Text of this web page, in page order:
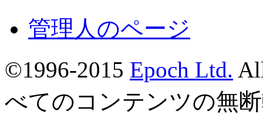
管理人のページ
©1996-2015 Epoch Ltd.
べてのコンテンツの無